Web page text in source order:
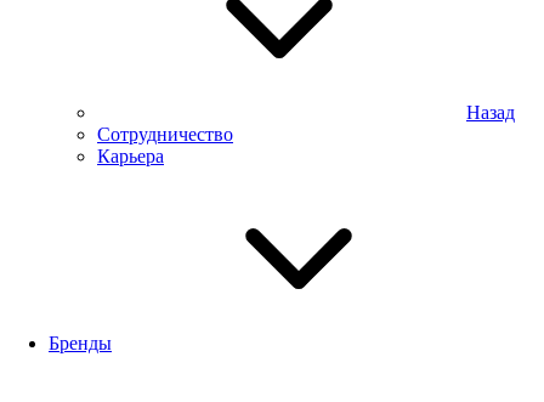
Назад
Сотрудничество
Карьера
Бренды